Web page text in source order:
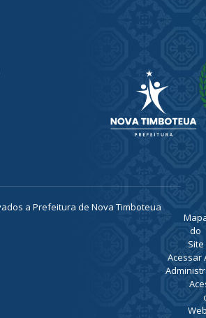
a Prefeitura de Nova Timboteua
do
Site
Acessar